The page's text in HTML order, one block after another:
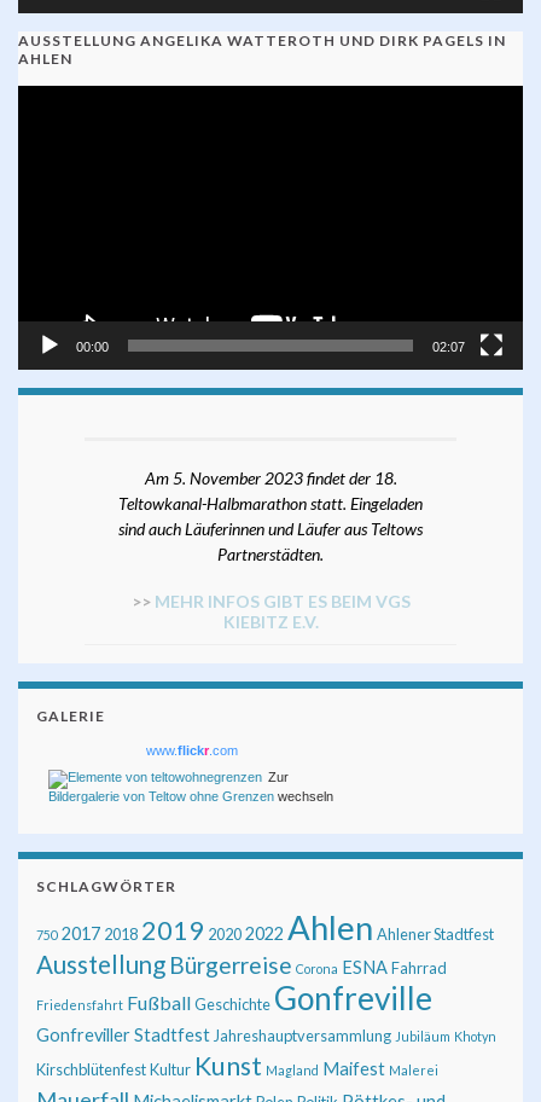
AUSSTELLUNG ANGELIKA WATTEROTH UND DIRK PAGELS IN
AHLEN
00:00 02:07
Am 5. November 2023 findet der 18.
Teltowkanal-Halbmarathon statt. Eingeladen
sind auch Läuferinnen und Läufer aus Teltows
Partnerstädten.
>> MEHR INFOS GIBT ES BEIM VGS
KIEBITZ E.V.
GALERIE
www.flickr.com
Zur
Bildergalerie von Teltow ohne Grenzen wechseln
SCHLAGWÖRTER
750 2017 2018 2019 20202022 Ahlen Ahlener Stadtfest
Ausstellung Bürgerreise Corona ESNAFahrrad
Friedensfahrt FußballGeschichte Gonfreville
Gonfreviller Stadtfest Jahreshauptversammlung Jubiläum Khotyn
KirschblütenfestKultur Kunst Magland Maifest Malerei